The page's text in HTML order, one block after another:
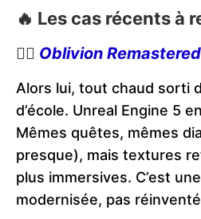
🔥 Les cas récents à
🕵️‍♂️ Oblivion Remastered
Alors lui, tout chaud sorti
d’école. Unreal Engine 5
Mêmes quêtes, mêmes
presque), mais textures
plus immersives. C’est
modernisée, pas